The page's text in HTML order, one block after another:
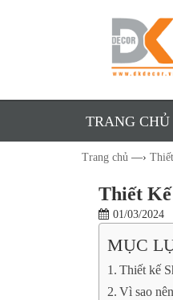
TRANG CHỦ
Trang chủ —›
Thiết Kế
01/03/2024
MỤC
Thiết kế
Vì sao